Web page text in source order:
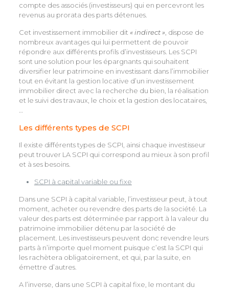
compte des associés (investisseurs) qui en percevront les
revenus au prorata des parts détenues.
Cet investissement immobilier dit « indirect », dispose de
nombreux avantages qui lui permettent de pouvoir
répondre aux différents profils d’investisseurs. Les SCPI
sont une solution pour les épargnants qui souhaitent
diversifier leur patrimoine en investissant dans l’immobilier
tout en évitant la gestion locative d’un investissement
immobilier direct avec la recherche du bien, la réalisation
et le suivi des travaux, le choix et la gestion des locataires,
Les différents types de SCPI
Il existe différents types de SCPI, ainsi chaque investisseur
peut trouver LA SCPI qui correspond au mieux à son profil
et à ses besoins.
SCPI à capital variable ou fixe
Dans une SCPI à capital variable, l’investisseur peut, à tout
moment, acheter ou revendre des parts de la société. La
valeur des parts est déterminée par rapport à la valeur du
patrimoine immobilier détenu par la société de
placement. Les investisseurs peuvent donc revendre leurs
parts à n’importe quel moment puisque c’est la SCPI qui
les rachètera obligatoirement, et qui, par la suite, en
émettre d’autres.
A l’inverse, dans une SCPI à capital fixe, le montant du